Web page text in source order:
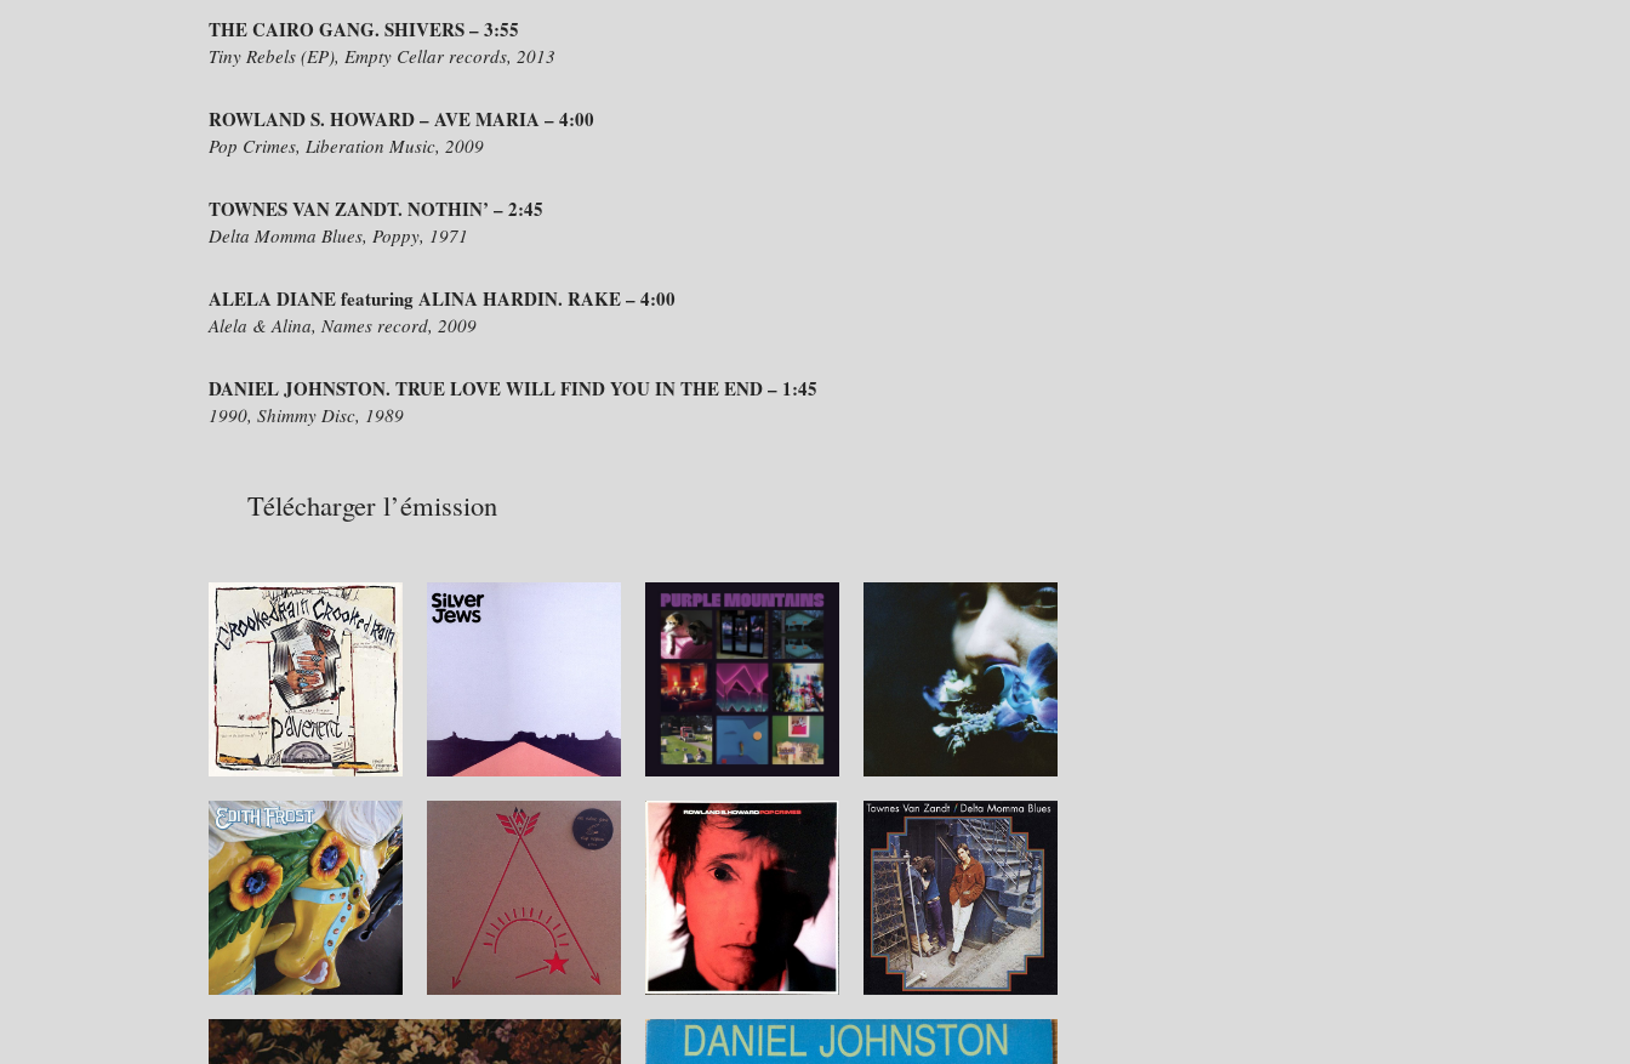
THE CAIRO GANG. SHIVERS – 3:55
Tiny Rebels (EP), Empty Cellar records, 2013
ROWLAND S. HOWARD – AVE MARIA – 4:00
Pop Crimes, Liberation Music, 2009
TOWNES VAN ZANDT. NOTHIN’ – 2:45
Delta Momma Blues, Poppy, 1971
ALELA DIANE featuring ALINA HARDIN. RAKE – 4:00
Alela & Alina, Names record, 2009
DANIEL JOHNSTON. TRUE LOVE WILL FIND YOU IN THE END – 1:45
1990, Shimmy Disc, 1989
Télécharger l’émission